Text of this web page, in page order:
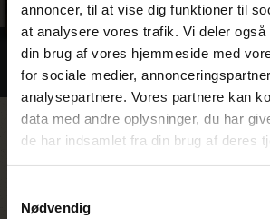
annoncer, til at vise dig funktioner til
at analysere vores trafik. Vi deler også
din brug af vores hjemmeside med
for sociale medier,
analysepartnere. Vores partnere kan
data med andre oplysninger, du har
de har indsamlet fra din brug af deres
Nødvendig
Billeder
Rejser hvor du bor